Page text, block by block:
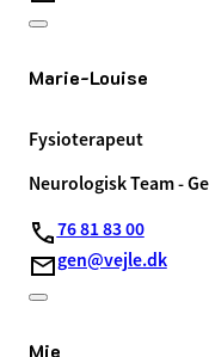
Marie-Louise
Fysioterapeut
Neurologisk Team -
76 81 83 00
gen@vejle.dk
Mie